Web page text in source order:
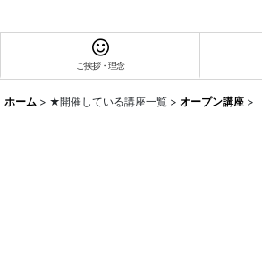
ご挨拶・理念
ホーム > ★開催している講座一覧 > オープン講座 >